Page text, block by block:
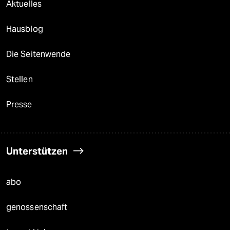
Aktuelles
Hausblog
Die Seitenwende
Stellen
Presse
Unterstützen
abo
genossenschaft